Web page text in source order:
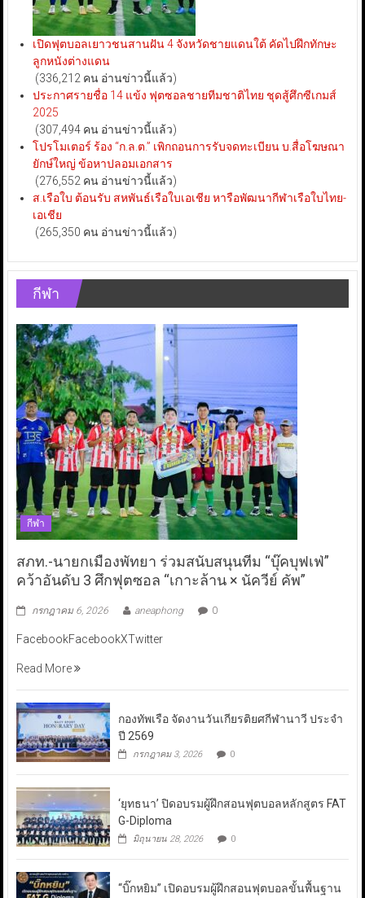
เปิดฟุตบอลเยาวชนสานฝัน 4 จังหวัดชายแดนใต้ คัดไปฝึกทักษะ
ลูกหนังต่างแดน
(336,212 คน อ่านข่าวนี้แล้ว)
ประกาศรายชื่อ 14 แข้ง ฟุตซอลชายทีมชาติไทย ชุดสู้ศึกซีเกมส์
2025
(307,494 คน อ่านข่าวนี้แล้ว)
โปรโมเตอร์ ร้อง “ก.ล.ต.” เพิกถอนการรับจดทะเบียน บ.สื่อโฆษณา
ยักษ์ใหญ่ ข้อหาปลอมเอกสาร
(276,552 คน อ่านข่าวนี้แล้ว)
ส.เรือใบ ต้อนรับ สหพันธ์เรือใบเอเชีย หารือพัฒนากีฬาเรือใบไทย-
เอเชีย
(265,350 คน อ่านข่าวนี้แล้ว)
กีฬา
กีฬา
สภท.-นายกเมืองพัทยา ร่วมสนับสนุนทีม “บุ๊คบุฟเฟ่”
คว้าอันดับ 3 ศึกฟุตซอล “เกาะล้าน × นัควีย์ คัพ”
กรกฎาคม 6, 2026 aneaphong 0
FacebookFacebookXTwitter
Read More
กองทัพเรือ จัดงานวันเกียรติยศกีฬานาวี ประจำ
ปี 2569
กรกฎาคม 3, 2026 0
‘ยุทธนา’ ปิดอบรมผู้ฝึกสอนฟุตบอลหลักสูตร FAT
G-Diploma
มิถุนายน 28, 2026 0
“บิ๊กหยิม” เปิดอบรมผู้ฝึกสอนฟุตบอลขั้นพื้นฐาน